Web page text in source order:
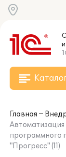
Главная
Автоматизация
программного
"Прогресс" (11)